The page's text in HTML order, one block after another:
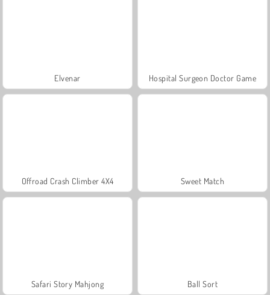
Elvenar Hospital Surgeon Doctor Game
Offroad Crash Climber 4X4 Sweet Match
Safari Story Mahjong Ball Sort